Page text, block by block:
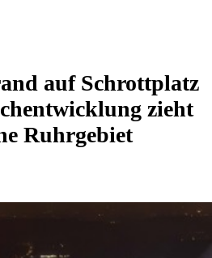
auf Schrottplatz
zieht
Ruhrgebiet